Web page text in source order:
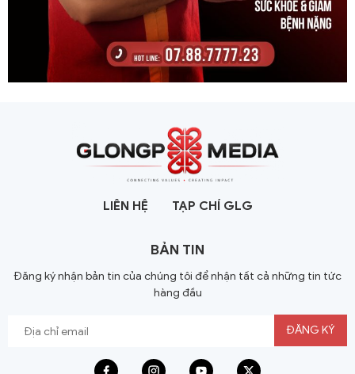
LIÊN HỆ TẠP CHÍ GLG
BẢN TIN
Đăng ký nhận bản tin của chúng tôi để nhận tất cả những tin tức
hàng đầu